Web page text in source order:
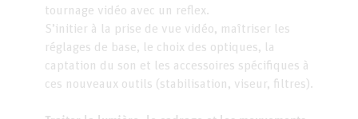
tournage vidéo avec un reflex.
S’initier à la prise de vue vidéo, maîtriser les
réglages de base, le choix des optiques, la
captation du son et les accessoires spécifiques à
ces nouveaux outils (stabilisation, viseur, filtres).